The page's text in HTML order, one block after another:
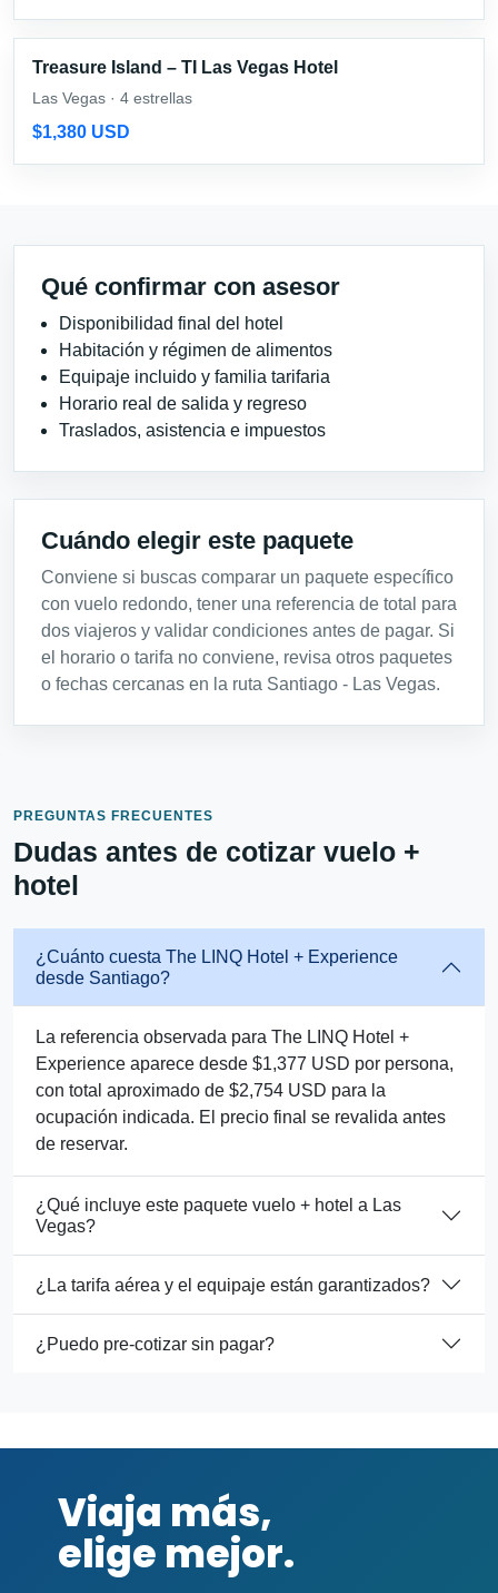
Treasure Island – TI Las Vegas Hotel
Las Vegas · 4 estrellas
$1,380 USD
Qué confirmar con asesor
Disponibilidad final del hotel
Habitación y régimen de alimentos
Equipaje incluido y familia tarifaria
Horario real de salida y regreso
Traslados, asistencia e impuestos
Cuándo elegir este paquete
Conviene si buscas comparar un paquete específico
con vuelo redondo, tener una referencia de total para
dos viajeros y validar condiciones antes de pagar. Si
el horario o tarifa no conviene, revisa otros paquetes
o fechas cercanas en la ruta Santiago - Las Vegas.
PREGUNTAS FRECUENTES
Dudas antes de cotizar vuelo +
hotel
¿Cuánto cuesta The LINQ Hotel + Experience
desde Santiago?
La referencia observada para The LINQ Hotel +
Experience aparece desde $1,377 USD por persona,
con total aproximado de $2,754 USD para la
ocupación indicada. El precio final se revalida antes
de reservar.
¿Qué incluye este paquete vuelo + hotel a Las
Vegas?
¿La tarifa aérea y el equipaje están garantizados?
¿Puedo pre-cotizar sin pagar?
Viaja más,
elige mejor.